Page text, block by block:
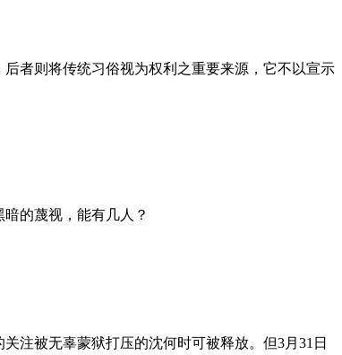
者则将传统习俗视为权利之重要来源，它不以宣示
的蔑视，能有几人？
注被无辜蒙狱打压的沈何时可被释放。但3月31日